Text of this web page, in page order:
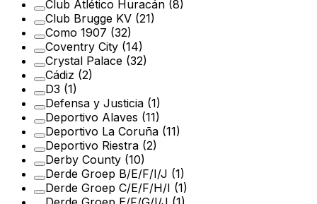
Club Atlético Huracán (8)
Club Brugge KV (21)
Como 1907 (32)
Coventry City (14)
Crystal Palace (32)
Cádiz (2)
D3 (1)
Defensa y Justicia (1)
Deportivo Alaves (11)
Deportivo La Coruña (11)
Deportivo Riestra (2)
Derby County (10)
Derde Groep B/E/F/I/J (1)
Derde Groep C/E/F/H/I (1)